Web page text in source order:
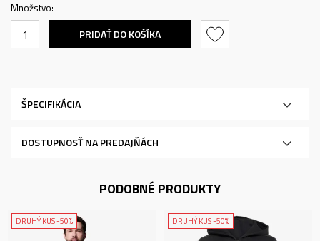
Množstvo:
PRIDAŤ DO KOŠÍKA
ŠPECIFIKÁCIA
DOSTUPNOSŤ NA PREDAJŇÁCH
PODOBNÉ PRODUKTY
DRUHÝ KUS -50% DRUHÝ KUS -50%